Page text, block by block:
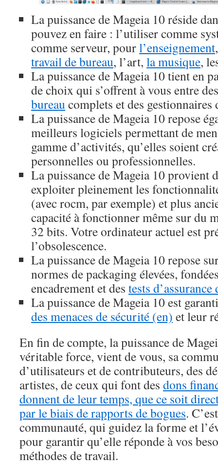
La puissance de Mageia 10 réside
pouvez en faire : l’utiliser comme
comme serveur, pourl’enseignement
travail de bureau, l’art, la musique,
La puissance de Mageia 10 tient en
de choix qui s’offrent à vous entre
bureau complets et des gestionnaires
La puissance de Mageia 10 repose
meilleurs logiciels permettant de
gamme d’activités, qu’elles soient
personnelles ou professionnelles.
La puissance de Mageia 10 provient
exploiter pleinement les
(avec rocm, par exemple) et plus
capacité à fonctionner même sur du
32 bits. Votre ordinateur actuel est
l’obsolescence.
La puissance de Mageia 10 repose
normes de packaging élevées,
encadrement et des tests
La puissance de Mageia 10 est
des menaces de sécurité (en) et leur
En fin de compte, la puissance de
véritable force, vient de vous, sa
d’utilisateurs et de contributeurs, des
artistes, de ceux qui font des dons
donnent de leur temps, que ce soit
par le biais de rapports de bogues.
communauté, qui guidez la forme et
pour garantir qu’elle réponde à vos
méthodes de travail.